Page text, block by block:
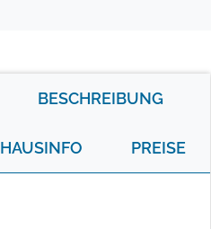
BESCHREIBUNG
HAUSINFO PREISE